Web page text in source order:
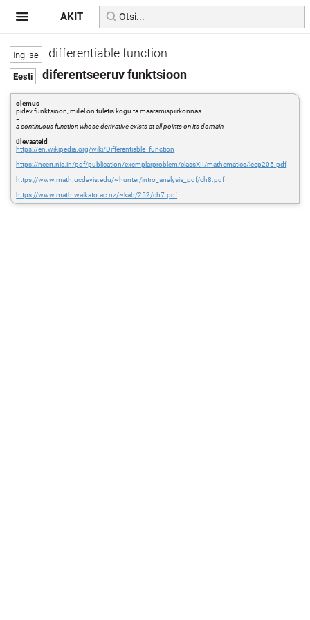
differentiable function
diferentseeruv funktsioon
olemus
pidev funktsioon, millel on tuletis kogu ta määramispiirkonnas
=
a continuous function whose derivative exists at all points on its domain
ülevaateid
https://en.wikipedia.org/wiki/Differentiable_function
https://ncert.nic.in/pdf/publication/exemplarproblem/classXII/mathematics/leep205.pdf
https://www.math.ucdavis.edu/~hunter/intro_analysis_pdf/ch8.pdf
https://www.math.waikato.ac.nz/~kab/252/ch7.pdf
AKIT